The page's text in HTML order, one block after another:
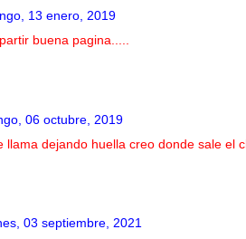
13 enero, 2019
buena pagina.....
06 octubre, 2019
llama dejando huella creo donde sale el
03 septiembre, 2021